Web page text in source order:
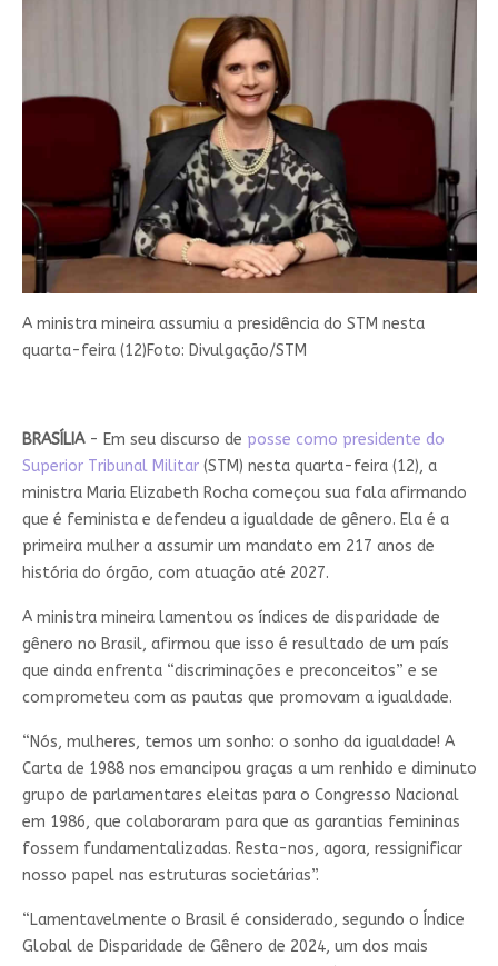
A ministra mineira assumiu a presidência do STM nesta
quarta-feira (12)Foto: Divulgação/STM
BRASÍLIA - Em seu discurso de posse como presidente do
Superior Tribunal Militar(STM) nesta quarta-feira (12), a
ministra Maria Elizabeth Rocha começou sua fala afirmando
que é feminista e defendeu a igualdade de gênero. Ela é a
primeira mulher a assumir um mandato em 217 anos de
história do órgão, com atuação até 2027.
A ministra mineira lamentou os índices de disparidade de
gênero no Brasil, afirmou que isso é resultado de um país
que ainda enfrenta “discriminações e preconceitos” e se
comprometeu com as pautas que promovam a igualdade.
“Nós, mulheres, temos um sonho: o sonho da igualdade! A
Carta de 1988 nos emancipou graças a um renhido e diminuto
grupo de parlamentares eleitas para o Congresso Nacional
em 1986, que colaboraram para que as garantias femininas
fossem fundamentalizadas. Resta-nos, agora, ressignificar
nosso papel nas estruturas societárias”.
“Lamentavelmente o Brasil é considerado, segundo o Índice
Global de Disparidade de Gênero de 2024, um dos mais